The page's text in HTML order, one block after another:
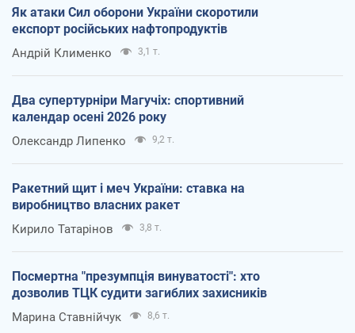
Як атаки Сил оборони України скоротили
експорт російських нафтопродуктів
Андрій Клименко 3,1 т.
Два супертурніри Магучіх: спортивний
календар осені 2026 року
Олександр Липенко 9,2 т.
Ракетний щит і меч України: ставка на
виробництво власних ракет
Кирило Татарінов 3,8 т.
Посмертна "презумпція винуватості": хто
дозволив ТЦК судити загиблих захисників
Марина Ставнійчук 8,6 т.